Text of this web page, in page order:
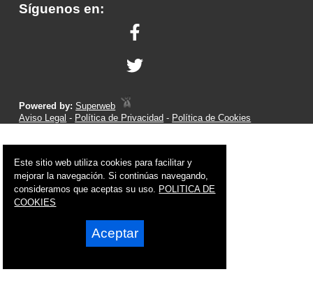
Síguenos en:
Powered by:Superweb
Aviso Legal - Política de Privacidad - Política de Cookies
Este sitio web utiliza cookies para facilitar y
mejorar la navegación. Si continúas navegando,
consideramos que aceptas su uso. POLITICA DE
COOKIES
Aceptar